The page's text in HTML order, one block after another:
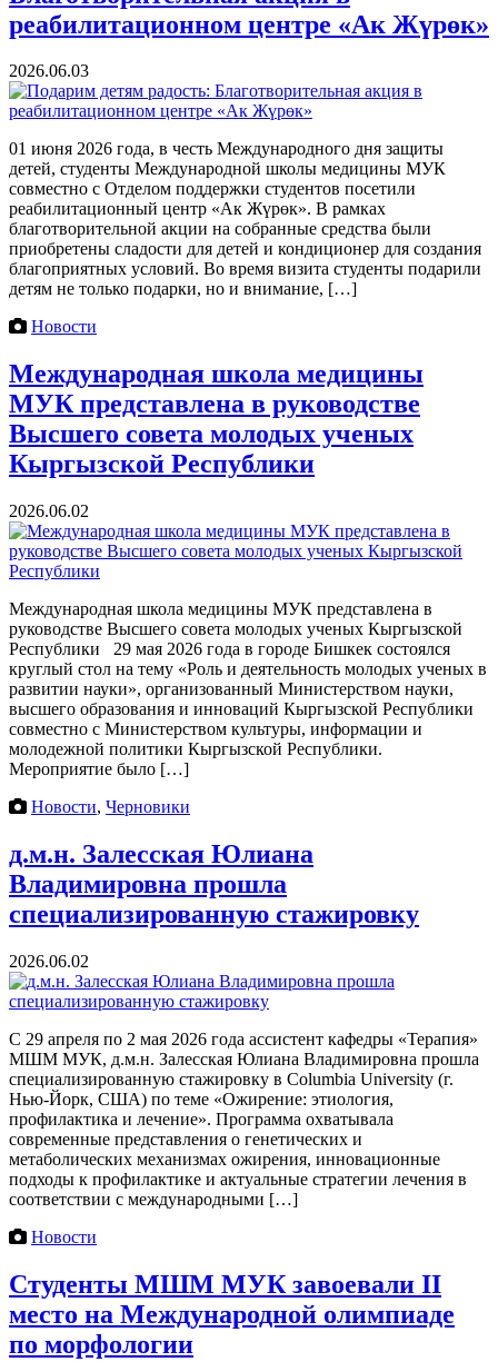
реабилитационном центре «Ак Жүрөк»
2026.06.03
01 июня 2026 года, в честь Международного дня защиты
детей, студенты Международной школы медицины МУК
совместно с Отделом поддержки студентов посетили
реабилитационный центр «Ак Жүрөк». В рамках
благотворительной акции на собранные средства были
приобретены сладости для детей и кондиционер для создания
благоприятных условий. Во время визита студенты подарили
детям не только подарки, но и внимание, […]
Новости
Международная школа медицины
МУК представлена в руководстве
Высшего совета молодых ученых
Кыргызской Республики
2026.06.02
Международная школа медицины МУК представлена в
руководстве Высшего совета молодых ученых Кыргызской
Республики 29 мая 2026 года в городе Бишкек состоялся
круглый стол на тему «Роль и деятельность молодых ученых в
развитии науки», организованный Министерством науки,
высшего образования и инноваций Кыргызской Республики
совместно с Министерством культуры, информации и
молодежной политики Кыргызской Республики.
Мероприятие было […]
Новости, Черновики
д.м.н. Залесская Юлиана
Владимировна прошла
специализированную стажировку
2026.06.02
С 29 апреля по 2 мая 2026 года ассистент кафедры «Терапия»
МШМ МУК, д.м.н. Залесская Юлиана Владимировна прошла
специализированную стажировку в Columbia University (г.
Нью-Йорк, США) по теме «Ожирение: этиология,
профилактика и лечение». Программа охватывала
современные представления о генетических и
метаболических механизмах ожирения, инновационные
подходы к профилактике и актуальные стратегии лечения в
соответствии с международными […]
Новости
Студенты МШМ МУК завоевали II
место на Международной олимпиаде
по морфологии